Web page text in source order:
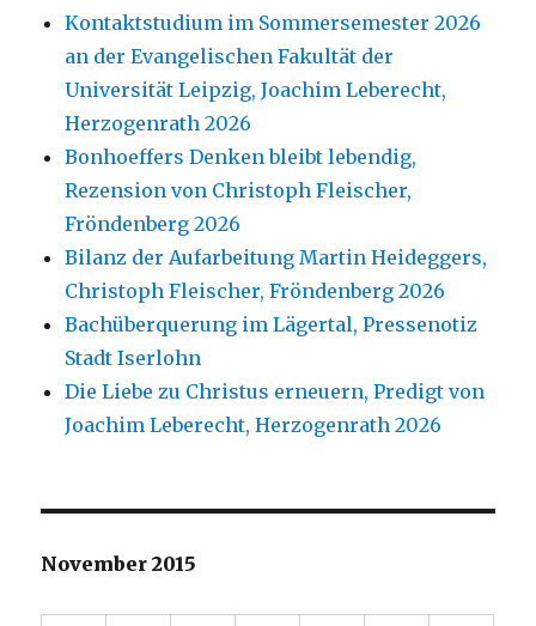
Kontaktstudium im Sommersemester 2026
an der Evangelischen Fakultät der
Universität Leipzig, Joachim Leberecht,
Herzogenrath 2026
Bonhoeffers Denken bleibt lebendig,
Rezension von Christoph Fleischer,
Fröndenberg 2026
Bilanz der Aufarbeitung Martin Heideggers,
Christoph Fleischer, Fröndenberg 2026
Bachüberquerung im Lägertal, Pressenotiz
Stadt Iserlohn
Die Liebe zu Christus erneuern, Predigt von
Joachim Leberecht, Herzogenrath 2026
November 2015